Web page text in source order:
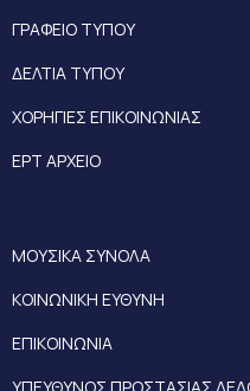
ΓΡΑΦΕΙΟ ΤΥΠΟΥ
ΔΕΛΤΙΑ ΤΥΠΟΥ
ΧΟΡΗΓΙΕΣ ΕΠΙΚΟΙΝΩΝΙΑΣ
ΕΡΤ ΑΡΧΕΙΟ
ΜΟΥΣΙΚΑ ΣΥΝΟΛΑ
ΚΟΙΝΩΝΙΚΗ ΕΥΘΥΝΗ
ΕΠΙΚΟΙΝΩΝΙΑ